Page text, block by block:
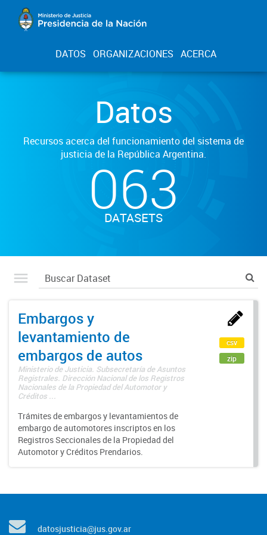
DATOS ORGANIZACIONES ACERCA
Datos
Recursos acerca del funcionamiento del sistema de
justicia de la República Argentina.
063
DATASETS
Embargos y
levantamiento de
embargos de autos
Ministerio de Justicia. Subsecretaría de Asuntos
Registrales. Dirección Nacional de los Registros
Nacionales de la Propiedad del Automotor y
Créditos ...
Trámites de embargos y levantamientos de
embargo de automotores inscriptos en los
Registros Seccionales de la Propiedad del
Automotor y Créditos Prendarios.
csv
zip
datosjusticia@jus.gov.ar